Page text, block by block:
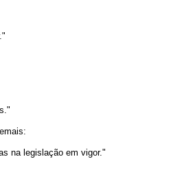
na legislação em vigor."